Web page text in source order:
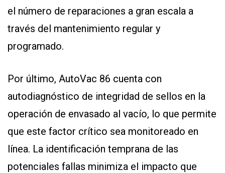
el número de reparaciones a gran escala a
través del mantenimiento regular y
programado.
Por último, AutoVac 86 cuenta con
autodiagnóstico de integridad de sellos en la
operación de envasado al vacío, lo que permite
que este factor crítico sea monitoreado en
línea. La identificación temprana de las
potenciales fallas minimiza el impacto que